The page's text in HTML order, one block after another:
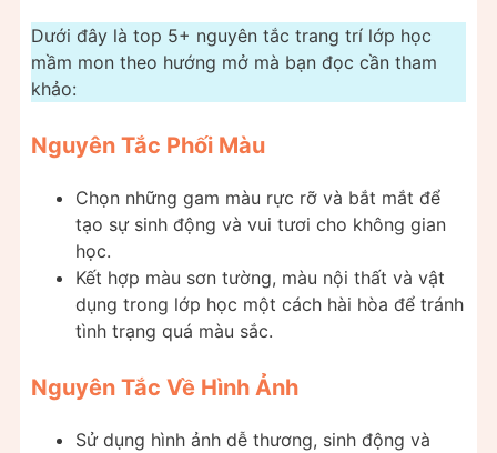
Dưới đây là top 5+ nguyên tắc trang trí lớp học
mầm mon theo hướng mở mà bạn đọc cần tham
khảo:
Nguyên Tắc Phối Màu
Chọn những gam màu rực rỡ và bắt mắt để
tạo sự sinh động và vui tươi cho không gian
học.
Kết hợp màu sơn tường, màu nội thất và vật
dụng trong lớp học một cách hài hòa để tránh
tình trạng quá màu sắc.
Nguyên Tắc Về Hình Ảnh
Sử dụng hình ảnh dễ thương, sinh động và